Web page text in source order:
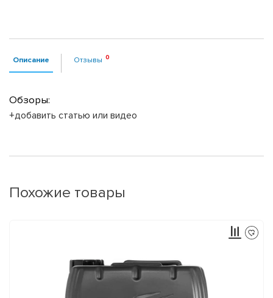
Описание Отзывы
Обзоры:
+добавить статью или видео
Похожие товары